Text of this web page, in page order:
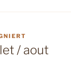
/ aout